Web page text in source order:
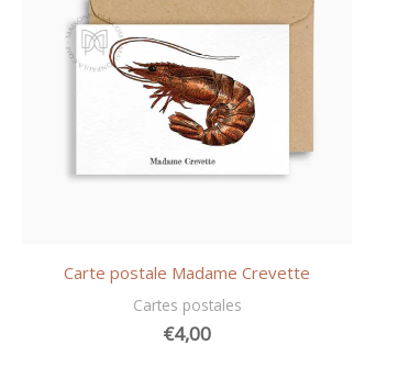
Carte postale Madame Crevette
Cartes postales
€4,00